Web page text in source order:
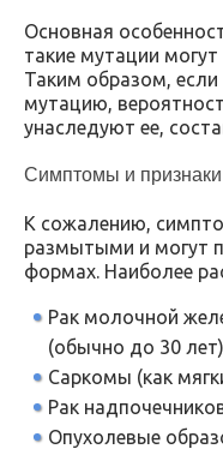
Основная
такие мутации
Таким образом,
мутацию,
унаследуют ее,
Симптомы и
К сожалению,
размытыми и могут
формах. Наиболее
Рак молочной
(обычно до 30
Саркомы (как
Рак
Опухолевые